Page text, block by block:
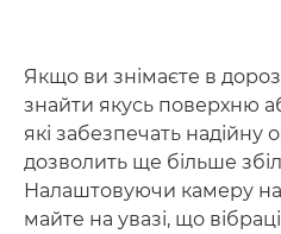
Якщо ви знімаєте в
знайти якусь поверхню
які забезпечать
дозволить ще більше
Налаштовуючи камеру
майте на увазі, що